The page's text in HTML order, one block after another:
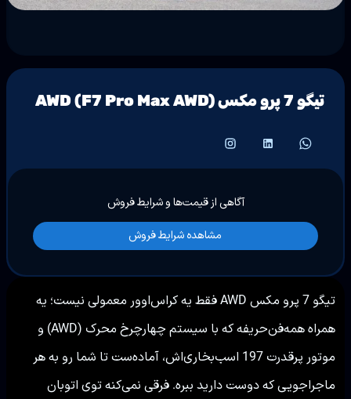
تیگو 7 پرو مکس AWD (F7 Pro Max AWD)
آگاهی از قیمت‌ها و شرایط فروش
مشاهده شرایط فروش
تیگو 7 پرو مکس AWD فقط یه کراس‌اوور معمولی نیست؛ یه
همراه همه‌فن‌حریفه که با سیستم چهارچرخ محرک (AWD) و
موتور پرقدرت 197 اسب‌بخاری‌اش، آماده‌ست تا شما رو به هر
ماجراجویی که دوست دارید ببره. فرقی نمی‌کنه توی اتوبان